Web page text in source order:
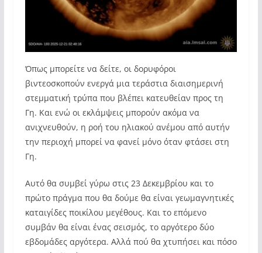
Όπως μπορείτε να δείτε, οι δορυφόροι
βιντεοσκοπούν ενεργά μια τεράστια διαισημερινή
στεμματική τρύπα που βλέπει κατευθείαν προς τη
Γη. Και ενώ οι εκλάμψεις μπορούν ακόμα να
ανιχνευθούν, η ροή του ηλιακού ανέμου από αυτήν
την περιοχή μπορεί να φανεί μόνο όταν φτάσει στη
Γη.
Αυτό θα συμβεί γύρω στις 23 Δεκεμβρίου και το
πρώτο πράγμα που θα δούμε θα είναι γεωμαγνητικές
καταιγίδες ποικίλου μεγέθους. Και το επόμενο
συμβάν θα είναι ένας σεισμός, το αργότερο δύο
εβδομάδες αργότερα. Αλλά πού θα χτυπήσει και πόσο